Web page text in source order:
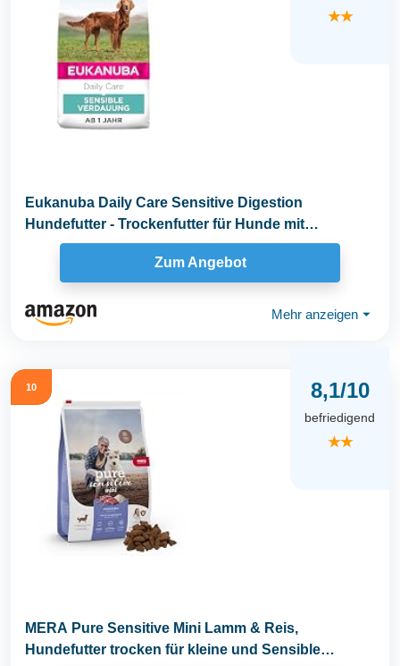
★★
Eukanuba Daily Care Sensitive Digestion
Hundefutter - Trockenfutter für Hunde mit
sensibler...
Zum Angebot
Mehr anzeigen ⏷
10 8,1/10
befriedigend
★★
MERA Pure Sensitive Mini Lamm & Reis,
Hundefutter trocken für kleine und Sensible